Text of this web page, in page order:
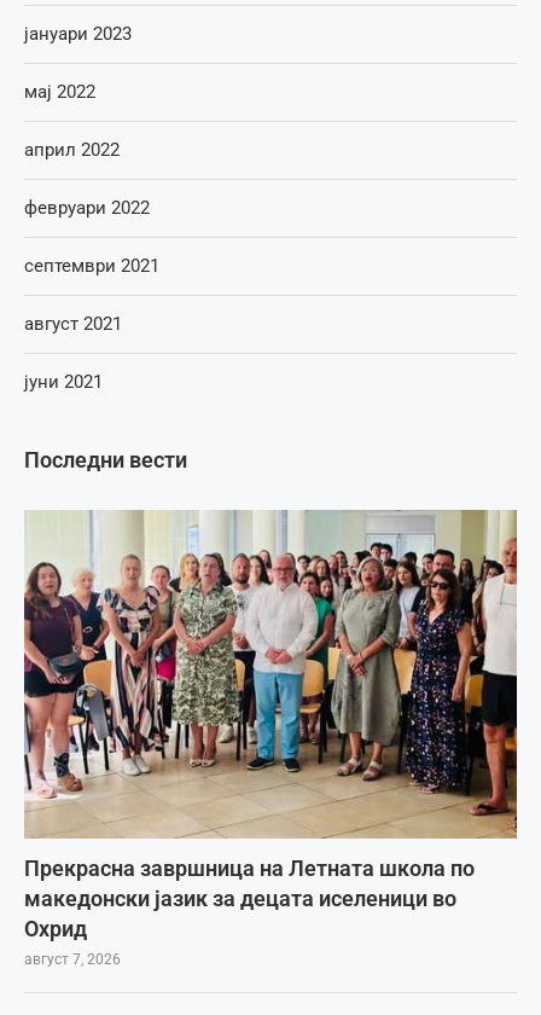
Последни вести
Прекрасна завршница на Летната школа по
македонски јазик за децата иселеници во
Охрид
август 7, 2026
јануари 2023
мај 2022
април 2022
февруари 2022
септември 2021
август 2021
јуни 2021